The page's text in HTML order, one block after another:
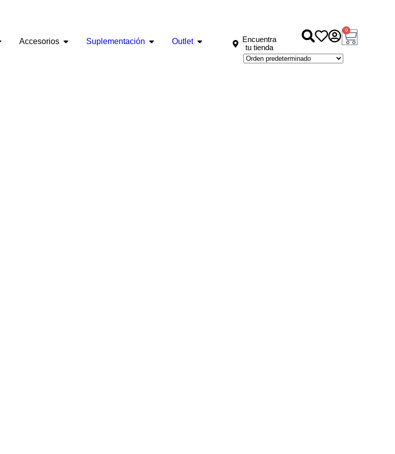
Accesorios Suplementación Outlet
Encuentra
tu tienda
0